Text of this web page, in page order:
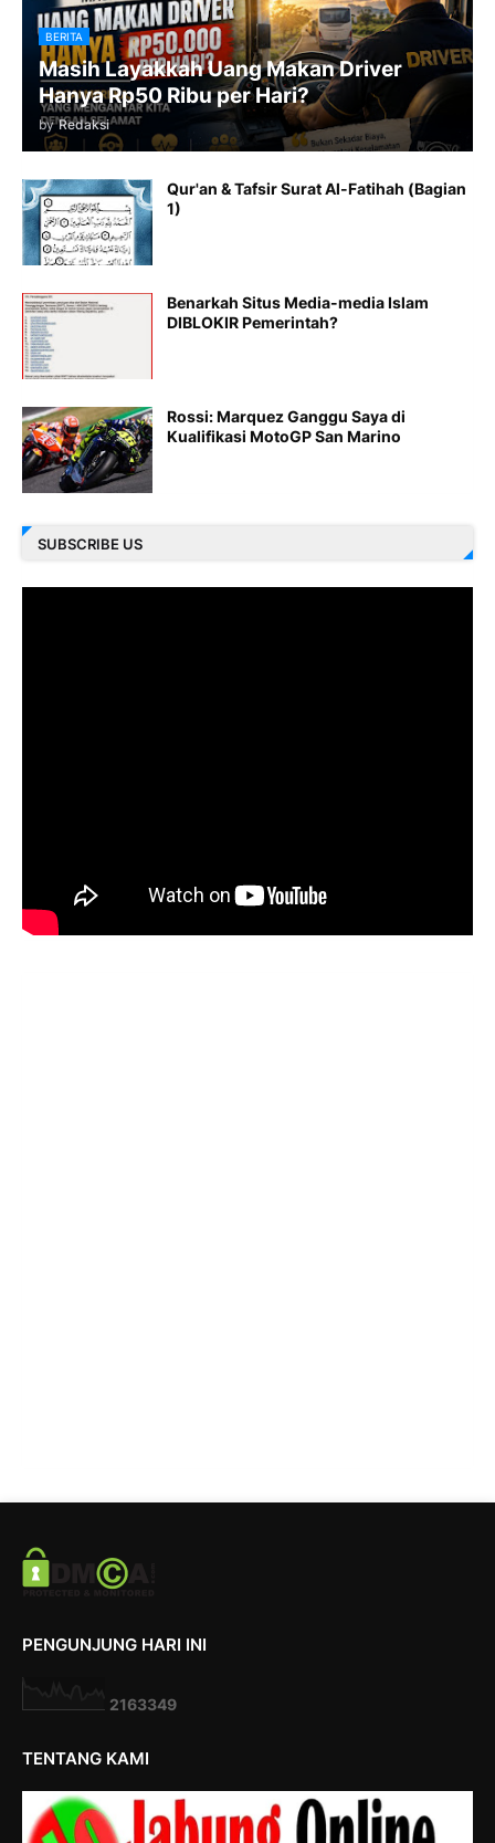
BERITA
Masih Layakkah Uang Makan Driver
Hanya Rp50 Ribu per Hari?
by Redaksi
Qur'an & Tafsir Surat Al-Fatihah (Bagian
1)
Benarkah Situs Media-media Islam
DIBLOKIR Pemerintah?
Rossi: Marquez Ganggu Saya di
Kualifikasi MotoGP San Marino
SUBSCRIBE US
PENGUNJUNG HARI INI
2163349
TENTANG KAMI